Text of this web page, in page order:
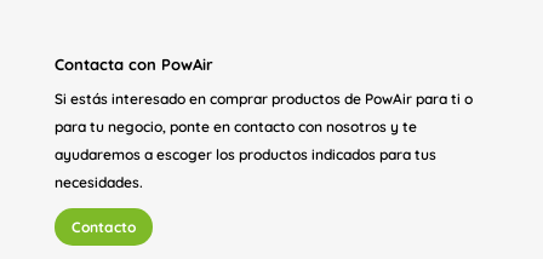
Contacta con PowAir
Si estás interesado en comprar productos de PowAir para ti o
para tu negocio, ponte en contacto con nosotros y te
ayudaremos a escoger los productos indicados para tus
necesidades.
Contacto